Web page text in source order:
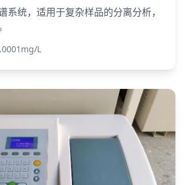
系统，适用于复杂样品的分离分析，
L